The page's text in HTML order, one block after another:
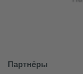
Партнёры